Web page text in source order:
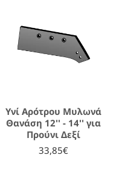
Υνί Αρότρου Μυλωνά
Θανάση 12'' - 14'' για
Προύνι Δεξί
33,85€